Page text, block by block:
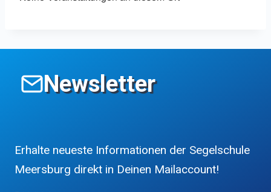
Newsletter
Erhalte neueste Informationen der Segelschule
Meersburg direkt in Deinen Mailaccount!